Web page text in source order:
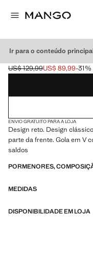
Ir para o conteúdo
BLAZER CLÁSSICO
Preço inicial riscado [US$
US$ 129,99
Preço atual [US$ 89,99 ]
US$ 89,99-31%
Selecione uma cor
ENVIO GRATUITO PARA A LOJA
Design reto. Design
parte da frente. Gola em V
saldos
PORMENORES,
MEDIDAS
DISPONIBILIDADE EM LOJA